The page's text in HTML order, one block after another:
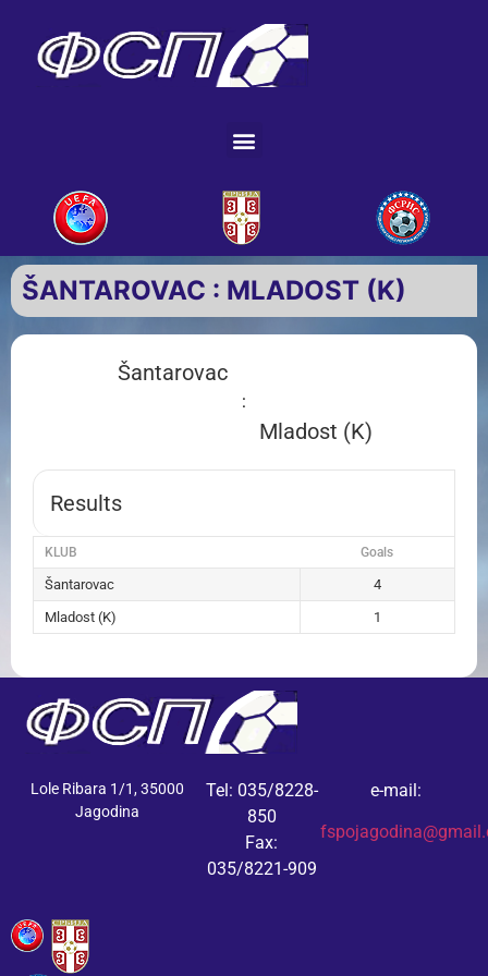
ŠANTAROVAC : MLADOST (K)
Šantarovac
:
Mladost (K)
Results
KLUB Goals
Šantarovac
4
Mladost (K)
1
Lole Ribara 1/1, 35000
Jagodina
Tel: 035/8228-
850
Fax:
035/8221-909
e-mail: